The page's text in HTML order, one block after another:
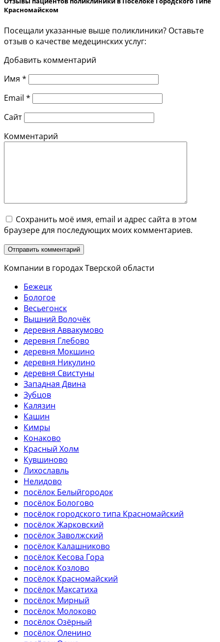
Красномайском
Посещали указанные выше поликлиники? Оставьте
отзыв о качестве медецинских услуг:
Добавить комментарий
Имя *
Email *
Сайт
Комментарий
Сохранить моё имя, email и адрес сайта в этом
браузере для последующих моих комментариев.
Компании в городах Тверской области
Бежецк
Бологое
Весьегонск
Вышний Волочёк
деревня Аввакумово
деревня Глебово
деревня Мокшино
деревня Никулино
деревня Свистуны
Западная Двина
Зубцов
Калязин
Кашин
Кимры
Конаково
Красный Холм
Кувшиново
Лихославль
Нелидово
посёлок Белыйгородок
посёлок Бологово
посёлок городского типа Красномайский
посёлок Жарковский
посёлок Заволжский
посёлок Калашниково
посёлок Кесова Гора
посёлок Козлово
посёлок Красномайский
посёлок Максатиха
посёлок Мирный
посёлок Молоково
посёлок Озёрный
посёлок Оленино